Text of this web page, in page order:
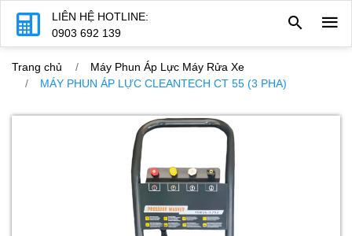
LIÊN HỆ HOTLINE:
0903 692 139
Trang chủ
Máy Phun Áp Lực Máy Rửa Xe
MÁY PHUN ÁP LỰC CLEANTECH CT 55 (3 PHA)